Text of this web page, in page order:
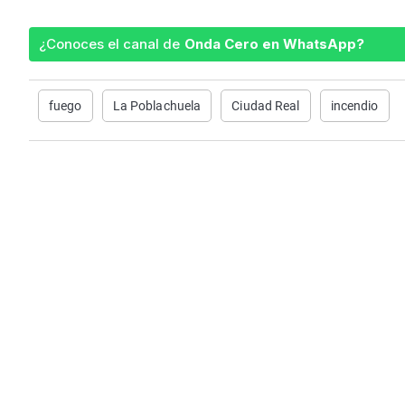
¿Conoces el canal de Onda Cero en WhatsApp?
fuego La Poblachuela Ciudad Real incendio